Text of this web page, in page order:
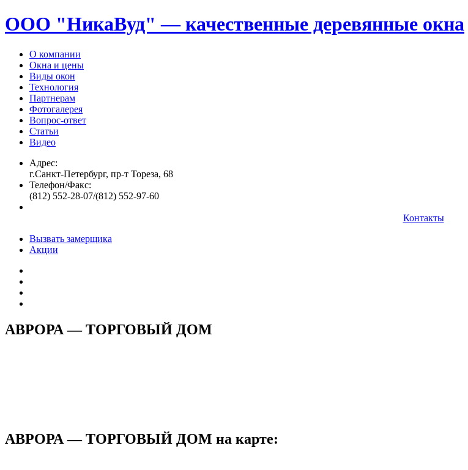
ООО "НикаВуд" — качественные деревянные окна
О компании
Окна и цены
Виды окон
Технология
Партнерам
Фотогалерея
Вопрос-ответ
Статьи
Видео
Адрес:
г.Санкт-Петербург, пр-т Тореза, 68
Телефон/Факс:
(812) 552-28-07/(812) 552-97-60
Контакты
Вызвать замерщика
Акции
АВРОРА — ТОРГОВЫЙ ДОМ
АВРОРА — ТОРГОВЫЙ ДОМ на карте: